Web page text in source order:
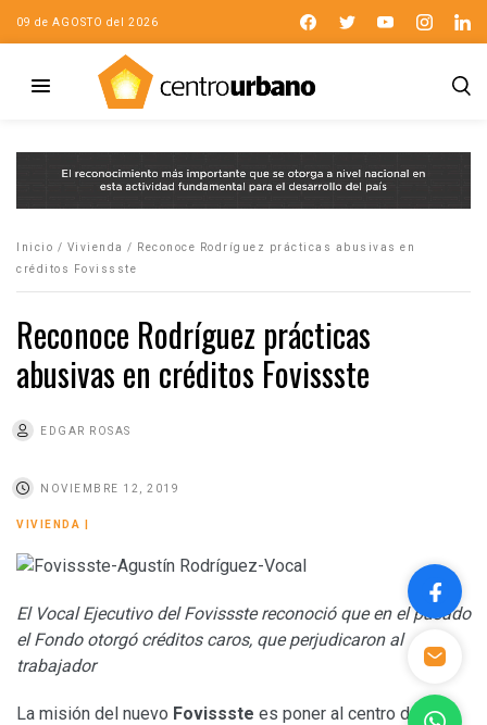
09 de AGOSTO del 2026
Inicio / Vivienda /
Reconoce Rodríguez prácticas abusivas en
créditos Fovissste
Reconoce Rodríguez prácticas
abusivas en créditos Fovissste
EDGAR ROSAS
NOVIEMBRE 12, 2019
VIVIENDA
El Vocal Ejecutivo del Fovissste reconoció que en el pasado
el Fondo otorgó créditos caros, que perjudicaron al
trabajador
La misión del nuevo Fovissste es poner al centro de las